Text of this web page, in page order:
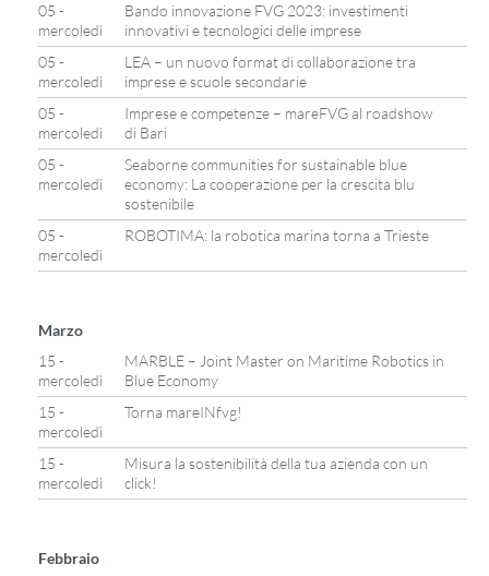
05 -
mercoledì
Bando innovazione FVG 2023: investimenti
innovativi e tecnologici delle imprese
05 -
mercoledì
LEA – un nuovo format di collaborazione tra
imprese e scuole secondarie
05 -
mercoledì
Imprese e competenze – mareFVG al roadshow
di Bari
05 -
mercoledì
Seaborne communities for sustainable blue
economy: La cooperazione per la crescita blu
sostenibile
05 -
mercoledì
ROBOTIMA: la robotica marina torna a Trieste
Marzo
15 -
mercoledì
MARBLE – Joint Master on Maritime Robotics in
Blue Economy
15 -
mercoledì
Torna mareINfvg!
15 -
mercoledì
Misura la sostenibilità della tua azienda con un
click!
Febbraio